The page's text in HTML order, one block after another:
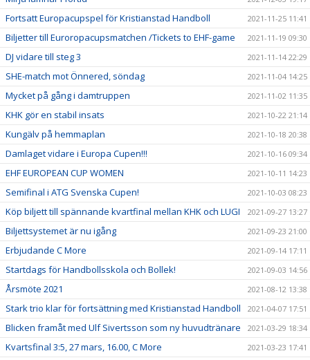
Fortsatt Europacupspel för Kristianstad Handboll 2021-11-25 11:41
Biljetter till Euroropacupsmatchen /Tickets to EHF-game 2021-11-19 09:30
DJ vidare till steg 3 2021-11-14 22:29
SHE-match mot Önnered, söndag 2021-11-04 14:25
Mycket på gång i damtruppen 2021-11-02 11:35
KHK gör en stabil insats 2021-10-22 21:14
Kungälv på hemmaplan 2021-10-18 20:38
Damlaget vidare i Europa Cupen!!! 2021-10-16 09:34
EHF EUROPEAN CUP WOMEN 2021-10-11 14:23
Semifinal i ATG Svenska Cupen! 2021-10-03 08:23
Köp biljett till spännande kvartfinal mellan KHK och LUGI 2021-09-27 13:27
Biljettsystemet är nu igång 2021-09-23 21:00
Erbjudande C More 2021-09-14 17:11
Startdags för Handbollsskola och Bollek! 2021-09-03 14:56
Årsmöte 2021 2021-08-12 13:38
Stark trio klar för fortsättning med Kristianstad Handboll 2021-04-07 17:51
Blicken framåt med Ulf Sivertsson som ny huvudtränare 2021-03-29 18:34
Kvartsfinal 3:5, 27 mars, 16.00, C More 2021-03-23 17:41